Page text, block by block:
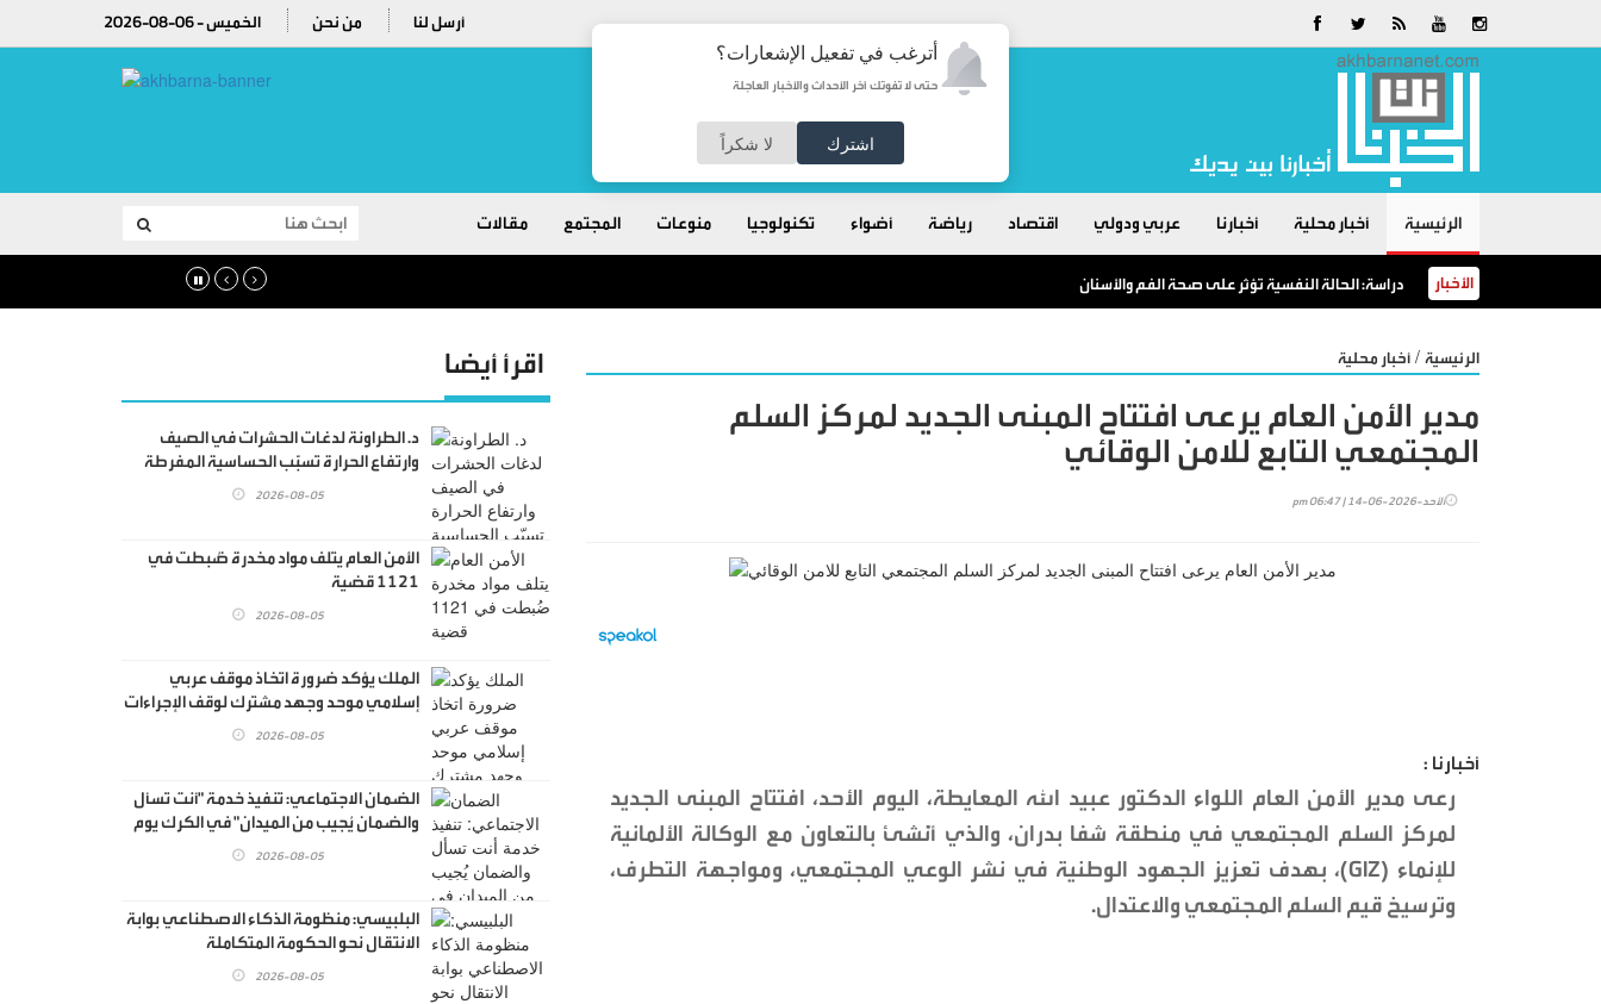
أترغب في تفعيل الإشعارات؟
حتى لا تفوتك آخر الأحداث والأخبار العاجلة
اشترك لا شكراً
2026-08-06 - الخميس من نحن أرسل لنا
الرئيسية أخبار محلية أخبارنا عربي ودولي اقتصاد رياضة أضواء تكنولوجيا منوعات المجتمع مقالات
الأخبار دراسة: الحالة النفسية تؤثر على صحة الفم والأسنان
الرئيسية / أخبار محلية
مدير الأمن العام يرعى افتتاح المبنى الجديد لمركز السلم
المجتمعي التابع للامن الوقائي
الأحد-2026-06-14 | 06:47 pm
أخبارنا :
رعى مدير الأمن العام اللواء الدكتور عبيد الله المعايطة، اليوم الأحد، افتتاح المبنى الجديد
لمركز السلم المجتمعي في منطقة شفا بدران، والذي أُنشئ بالتعاون مع الوكالة الألمانية
للإنماء (GIZ)، بهدف تعزيز الجهود الوطنية في نشر الوعي المجتمعي، ومواجهة التطرف،
وترسيخ قيم السلم المجتمعي والاعتدال.
اقرأ أيضا
د. الطراونة لدغات الحشرات في الصيف
وارتفاع الحرارة تسبّب الحساسية المفرطة
2026-08-05
الأمن العام يتلف مواد مخدرة ضُبطت في
1121 قضية
2026-08-05
الملك يؤكد ضرورة اتخاذ موقف عربي
إسلامي موحد وجهد مشترك لوقف الإجراءات
الإسرائيلية غير المسبوقة في القدس
2026-08-05
الضمان الاجتماعي: تنفيذ خدمة "أنت تسأل
والضمان يُجيب من الميدان" في الكرك يوم
2026-08-05
البلبيسي: منظومة الذكاء الاصطناعي بوابة
الانتقال نحو الحكومة المتكاملة
2026-08-05